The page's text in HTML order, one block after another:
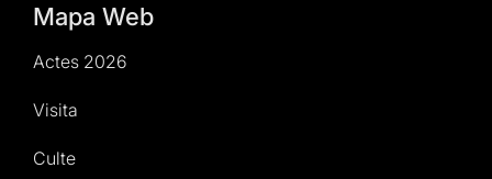
Mapa Web
Actes 2026
Visita
Culte